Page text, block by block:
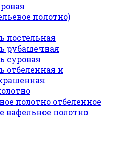
полотно)
постельная
рубашечная
суровая
отбеленная и
полотно отбеленное
вафельное полотно